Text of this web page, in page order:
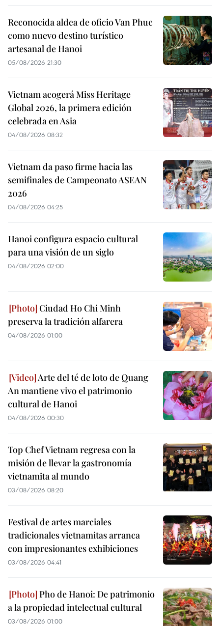
Reconocida aldea de oficio Van Phuc
como nuevo destino turístico
artesanal de Hanoi
05/08/2026 21:30
Vietnam acogerá Miss Heritage
Global 2026, la primera edición
celebrada en Asia
04/08/2026 08:32
Vietnam da paso firme hacia las
semifinales de Campeonato ASEAN
2026
04/08/2026 04:25
Hanoi configura espacio cultural
para una visión de un siglo
04/08/2026 02:00
Ciudad Ho Chi Minh
preserva la tradición alfarera
04/08/2026 01:00
Arte del té de loto de Quang
An mantiene vivo el patrimonio
cultural de Hanoi
04/08/2026 00:30
Top Chef Vietnam regresa con la
misión de llevar la gastronomía
vietnamita al mundo
03/08/2026 08:20
Festival de artes marciales
tradicionales vietnamitas arranca
con impresionantes exhibiciones
03/08/2026 04:41
Pho de Hanoi: De patrimonio
a la propiedad intelectual cultural
03/08/2026 01:00